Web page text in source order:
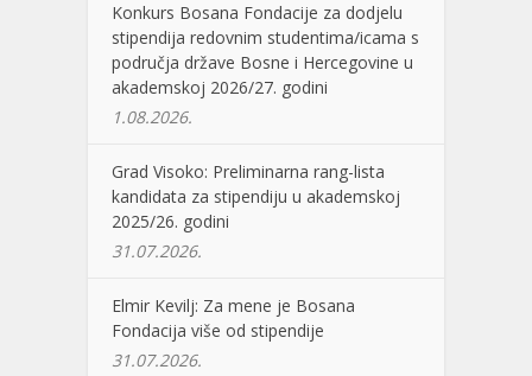
Konkurs Bosana Fondacije za dodjelu
stipendija redovnim studentima/icama s
područja države Bosne i Hercegovine u
akademskoj 2026/27. godini
1.08.2026.
Grad Visoko: Preliminarna rang-lista
kandidata za stipendiju u akademskoj
2025/26. godini
31.07.2026.
Elmir Kevilj: Za mene je Bosana
Fondacija više od stipendije
31.07.2026.